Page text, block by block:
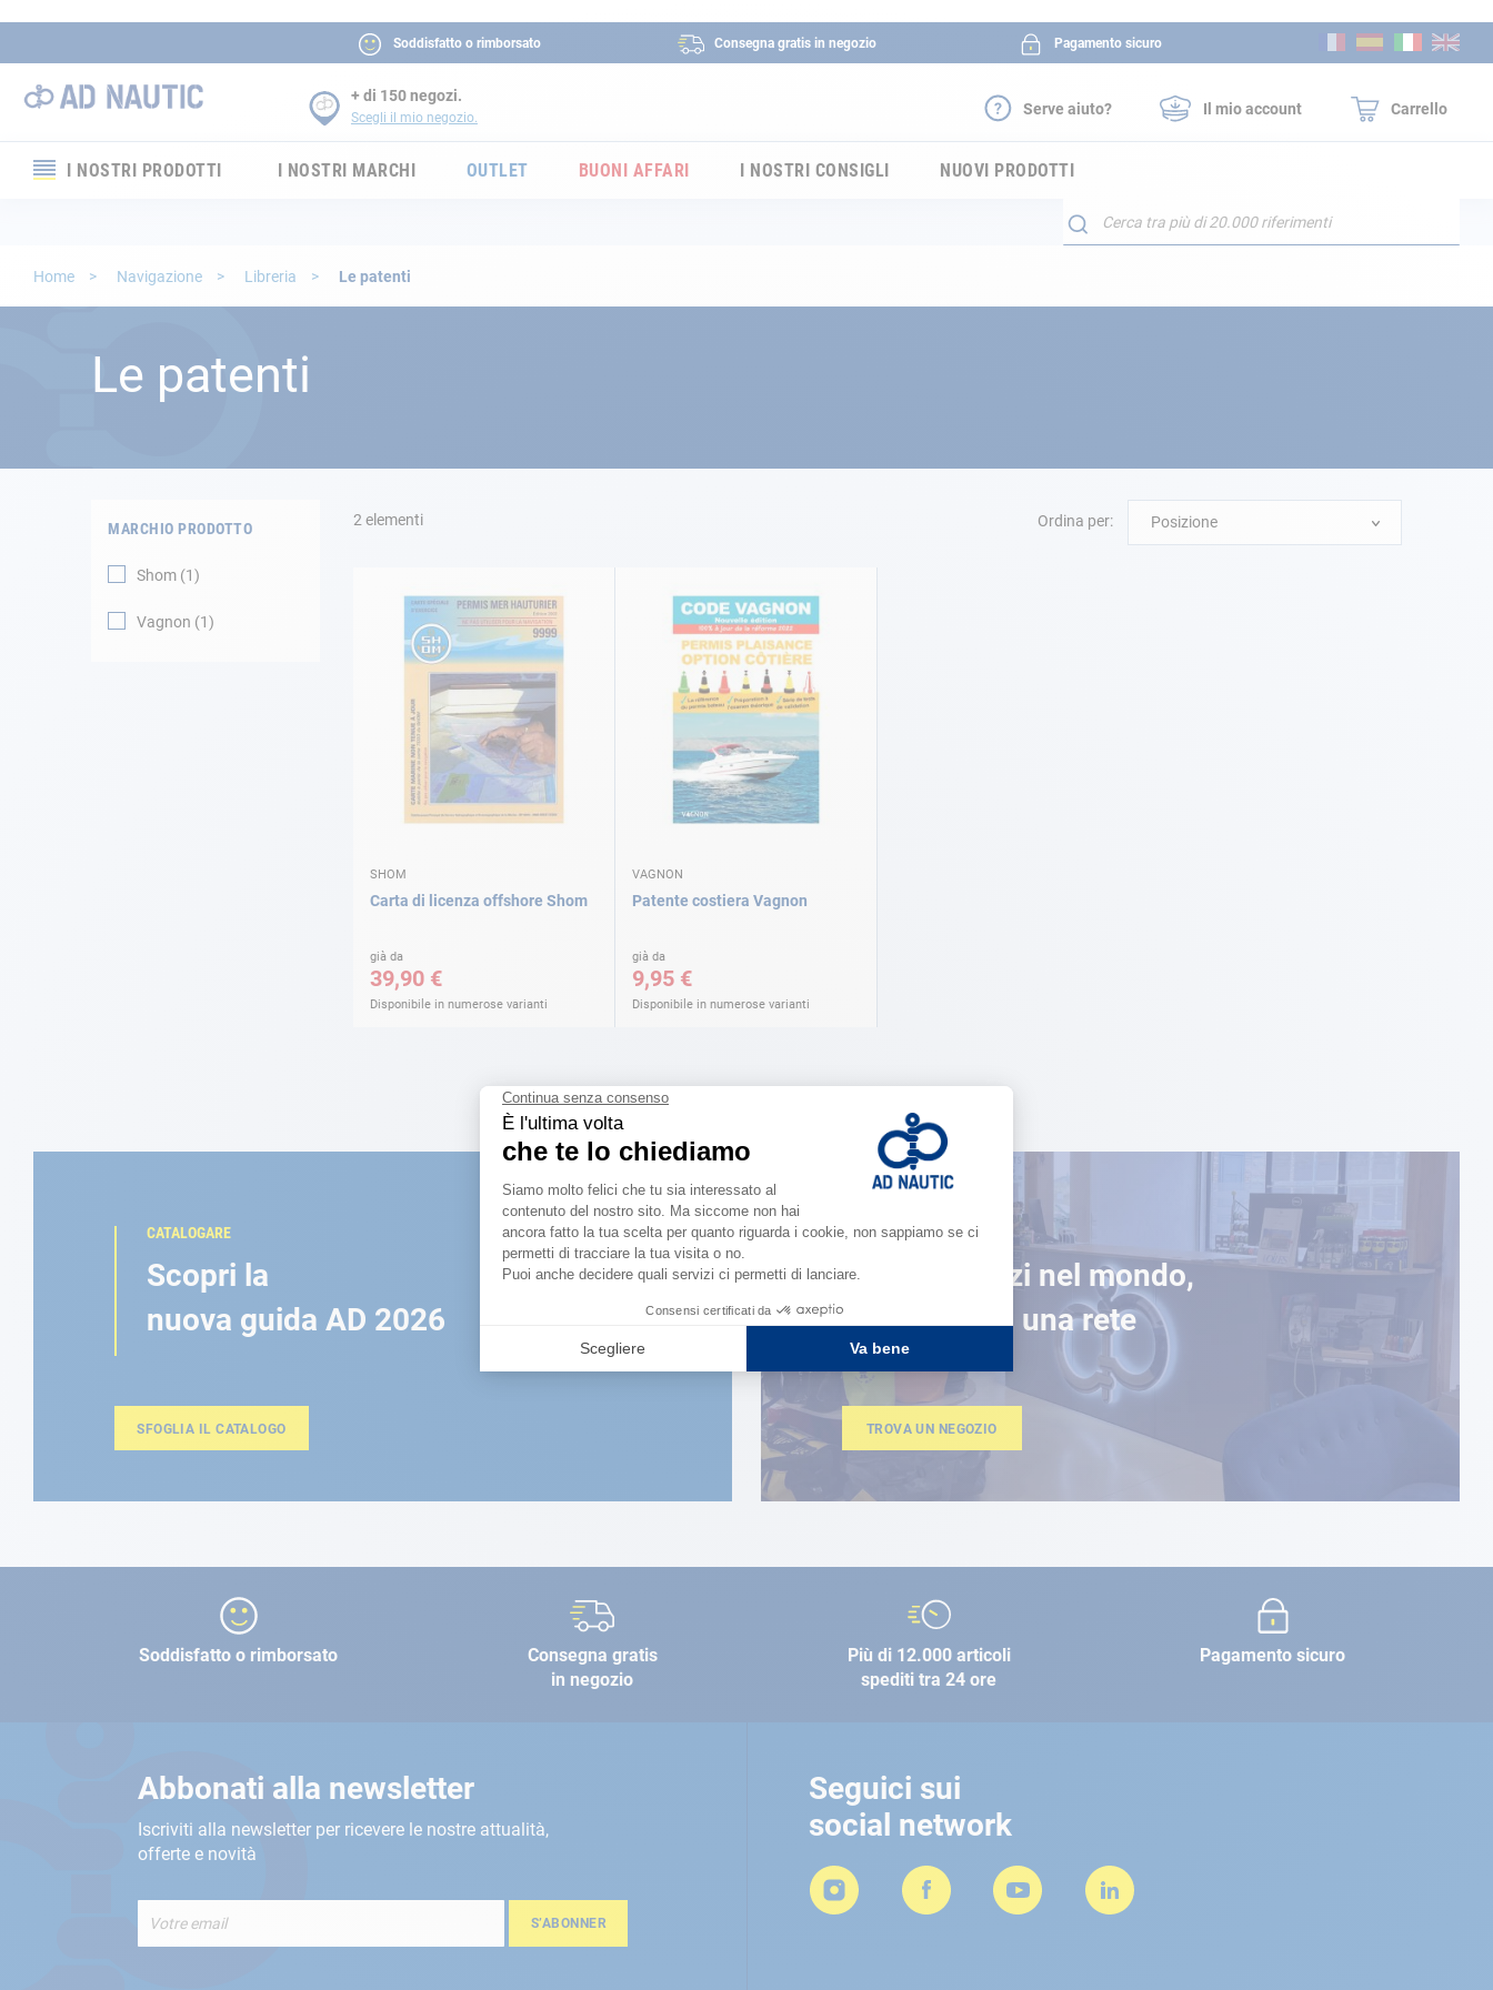
Soddisfatto o rimborsato Consegna gratis in negozio Pagamento sicuro
al
+ di 150 negozi.
Scegli il mio negozio. Serve aiuto? Il mio account Carrello
I NOSTRI PRODOTTI
Elettricità
I NOSTRI MARCHI OUTLET BUONI AFFARI I NOSTRI CONSIGLI NUOVI PRODOTTI
Search
Home Navigazione Libreria Le patenti
Le patenti
2 elementi Ordina per: Posizione
SHOM
Carta di licenza offshore Shom
già da
39,90 €
Disponibile in numerose varianti
VAGNON
Patente costiera Vagnon
già da
9,95 €
Disponibile in numerose varianti
MARCHIO PRODOTTO
Shom 1
Vagnon 1
CATALOGARE
Scopri la
nuova guida AD 2026
SFOGLIA IL CATALOGO
VICINO A TE
150 negozi nel mondo,
la forza di una rete
TROVA UN NEGOZIO
Soddisfatto o rimborsato
Consegna gratis
in negozio
Più di 12.000 articoli
spediti tra 24 ore
Pagamento sicuro
Abbonati alla newsletter
Iscriviti alla newsletter per ricevere le nostre attualità,
offerte e novità
alla
S’ABONNER
Seguici sui
social network